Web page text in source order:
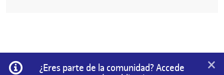
Información
¿Eres parte de la comunidad? Accede
×